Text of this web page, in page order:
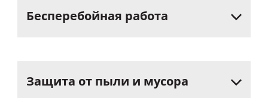
Бесперебойная работа
Защита от пыли и мусора